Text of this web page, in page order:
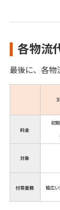
各物流
最後に、各物